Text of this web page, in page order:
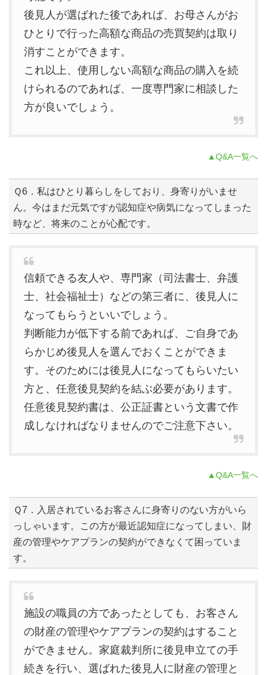
後見人が選ばれた後であれば、お母さんがお
ひとりで行った高額な商品の売買契約は取り
消すことができます。
これ以上、使用しない高額な商品の購入を続
けられるのであれば、一度専門家に相談した
方が良いでしょう。
▲Q&A一覧へ
Ｑ6．私はひとり暮らしをしており、身寄りがいませ
ん。今はまだ元気ですが認知症や病気になってしまった
時など、将来のことが心配です。
信頼できる友人や、専門家（司法書士、弁護
士、社会福祉士）などの第三者に、後見人に
なってもらうといいでしょう。
判断能力が低下する前であれば、ご自身であ
らかじめ後見人を選んでおくことができま
す。そのためには後見人になってもらいたい
方と、任意後見契約を結ぶ必要があります。
任意後見契約書は、公正証書という文書で作
成しなければなりませんのでご注意下さい。
▲Q&A一覧へ
Ｑ7．入居されているお客さんに身寄りのない方がいら
っしゃいます。この方が最近認知症になってしまい、財
産の管理やケアプランの契約ができなくて困っていま
す。
施設の職員の方であったとしても、お客さん
の財産の管理やケアプランの契約はすること
ができません。家庭裁判所に後見申立ての手
続きを行い、選ばれた後見人に財産の管理と